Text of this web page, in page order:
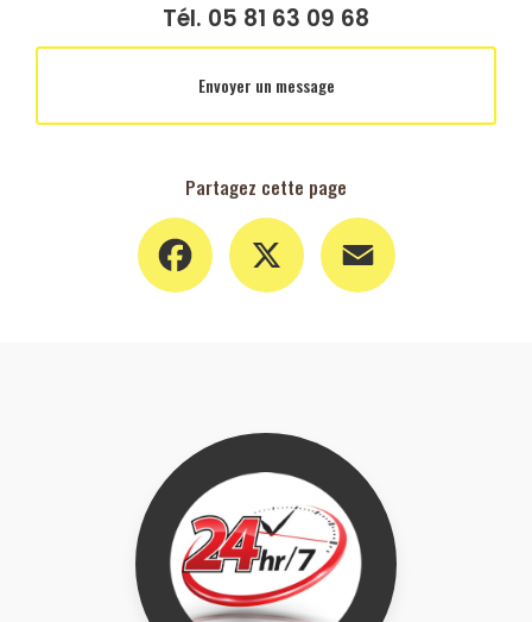
Tél. 05 81 63 09 68
Envoyer un message
Partagez cette page
Facebook